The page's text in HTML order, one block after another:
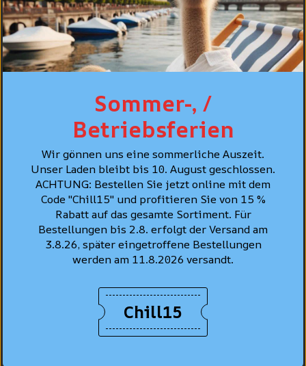
Levi's® 502™
Taper Jeans,
Hellblau
vewaschen "Call It
CHF 129.90
Levi's® Jeans
Hemd Standard
Fit, Hellblau "Esta
Noche"
CHF 99.90
Sommer-, /
Betriebsferien
Wir gönnen uns eine sommerliche Auszeit.
Unser Laden bleibt bis 10. August geschlossen.
ACHTUNG: Bestellen Sie jetzt online mit dem
Code "Chill15" und profitieren Sie von 15 %
Rabatt auf das gesamte Sortiment. Für
Bestellungen bis 2.8. erfolgt der Versand am
3.8.26, später eingetroffene Bestellungen
werden am 11.8.2026 versandt.
Chill15